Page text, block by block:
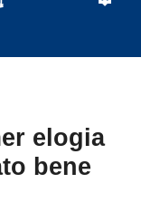
elogia
bene